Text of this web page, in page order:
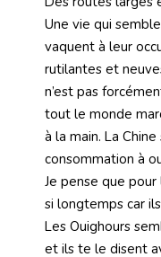
Une vie qui
vaquent à leur
rutilantes et
n’est pas
tout le monde
à la main. La
consommation à
Je pense que
si longtemps car
Les Ouighours
et ils te le disent